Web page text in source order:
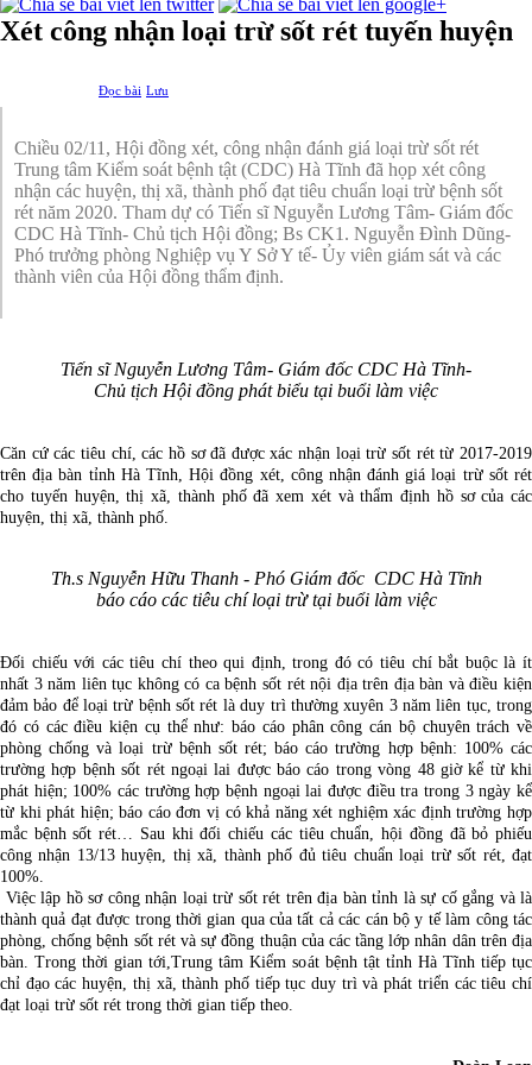
Xét công nhận loại trừ sốt rét tuyến huyện
Đọc bài Lưu
Chiều 02/11, Hội đồng xét, công nhận đánh giá loại trừ sốt rét
Trung tâm Kiểm soát bệnh tật (CDC) Hà Tĩnh đã họp xét công
nhận các huyện, thị xã, thành phố đạt tiêu chuẩn loại trừ bệnh sốt
rét năm 2020. Tham dự có Tiến sĩ Nguyễn Lương Tâm- Giám đốc
CDC Hà Tĩnh- Chủ tịch Hội đồng; Bs CK1. Nguyễn Đình Dũng-
Phó trưởng phòng Nghiệp vụ Y Sở Y tế- Ủy viên giám sát và các
thành viên của Hội đồng thẩm định.
Tiến sĩ Nguyễn Lương Tâm- Giám đốc CDC Hà Tĩnh-
Chủ tịch Hội đồng phát biểu tại buổi làm việc
Căn cứ các tiêu chí, các hồ sơ đã được xác nhận loại trừ sốt rét từ 2017-2019
trên địa bàn tỉnh Hà Tĩnh, Hội đồng xét, công nhận đánh giá loại trừ sốt rét
cho tuyến huyện, thị xã, thành phố đã xem xét và thẩm định hồ sơ của các
huyện, thị xã, thành phố.
Th.s Nguyễn Hữu Thanh - Phó Giám đốc CDC Hà Tĩnh
báo cáo các tiêu chí loại trừ tại buổi làm việc
Đối chiếu với các tiêu chí theo qui định, trong đó có tiêu chí bắt buộc là ít
nhất 3 năm liên tục không có ca bệnh sốt rét nội địa trên địa bàn và điều kiện
đảm bảo để loại trừ bệnh sốt rét là duy trì thường xuyên 3 năm liên tục, trong
đó có các điều kiện cụ thể như: báo cáo phân công cán bộ chuyên trách về
phòng chống và loại trừ bệnh sốt rét; báo cáo trường hợp bệnh: 100% các
trường hợp bệnh sốt rét ngoại lai được báo cáo trong vòng 48 giờ kể từ khi
phát hiện; 100% các trường hợp bệnh ngoại lai được điều tra trong 3 ngày kể
từ khi phát hiện; báo cáo đơn vị có khả năng xét nghiệm xác định trường hợp
mắc bệnh sốt rét… Sau khi đối chiếu các tiêu chuẩn, hội đồng đã bỏ phiếu
công nhận 13/13 huyện, thị xã, thành phố đủ tiêu chuẩn loại trừ sốt rét, đạt
100%.
Việc lập hồ sơ công nhận loại trừ sốt rét trên địa bàn tỉnh là sự cố gắng và là
thành quả đạt được trong thời gian qua của tất cả các cán bộ y tế làm công tác
phòng, chống bệnh sốt rét và sự đồng thuận của các tầng lớp nhân dân trên địa
bàn. Trong thời gian tới,Trung tâm Kiểm soát bệnh tật tỉnh Hà Tĩnh tiếp tục
chỉ đạo các huyện, thị xã, thành phố tiếp tục duy trì và phát triển các tiêu chí
đạt loại trừ sốt rét trong thời gian tiếp theo.